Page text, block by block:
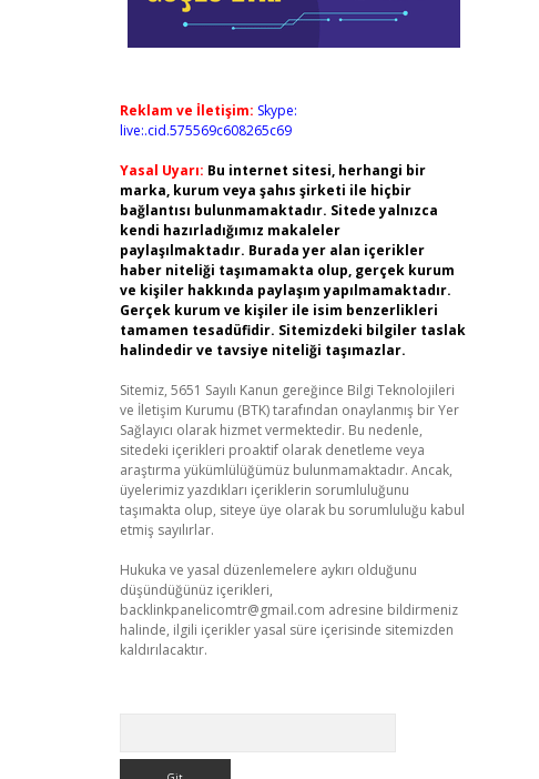
Reklam ve İletişim: Skype:
live:.cid.575569c608265c69
Yasal Uyarı: Bu internet sitesi, herhangi bir
marka, kurum veya şahıs şirketi ile hiçbir
bağlantısı bulunmamaktadır. Sitede yalnızca
kendi hazırladığımız makaleler
paylaşılmaktadır. Burada yer alan içerikler
haber niteliği taşımamakta olup, gerçek kurum
ve kişiler hakkında paylaşım yapılmamaktadır.
Gerçek kurum ve kişiler ile isim benzerlikleri
tamamen tesadüfidir. Sitemizdeki bilgiler taslak
halindedir ve tavsiye niteliği taşımazlar.
Sitemiz, 5651 Sayılı Kanun gereğince Bilgi Teknolojileri
ve İletişim Kurumu (BTK) tarafından onaylanmış bir Yer
Sağlayıcı olarak hizmet vermektedir. Bu nedenle,
sitedeki içerikleri proaktif olarak denetleme veya
araştırma yükümlülüğümüz bulunmamaktadır. Ancak,
üyelerimiz yazdıkları içeriklerin sorumluluğunu
taşımakta olup, siteye üye olarak bu sorumluluğu kabul
etmiş sayılırlar.
Hukuka ve yasal düzenlemelere aykırı olduğunu
düşündüğünüz içerikleri,
backlinkpanelicomtr@gmail.com adresine bildirmeniz
halinde, ilgili içerikler yasal süre içerisinde sitemizden
kaldırılacaktır.